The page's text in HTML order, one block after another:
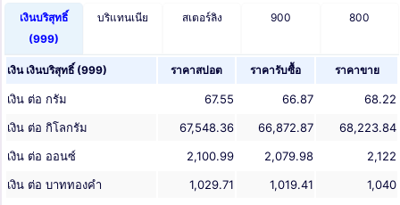
เงินบริสุทธิ์
(999)
บริแทนเนีย สเตอร์ลิง 900 800
เงิน เงินบริสุทธิ์ (999) ราคาสปอต ราคารับซื้อ ราคาขาย
เงิน ต่อ กรัม 67.55 66.87
68.22
เงิน ต่อ กิโลกรัม
67,548.36 66,872.87
68,223.84
เงิน ต่อ ออนซ์
2,100.99 2,079.98
2,122
เงิน ต่อ บาททองคำ
1,029.71 1,019.41
1,040